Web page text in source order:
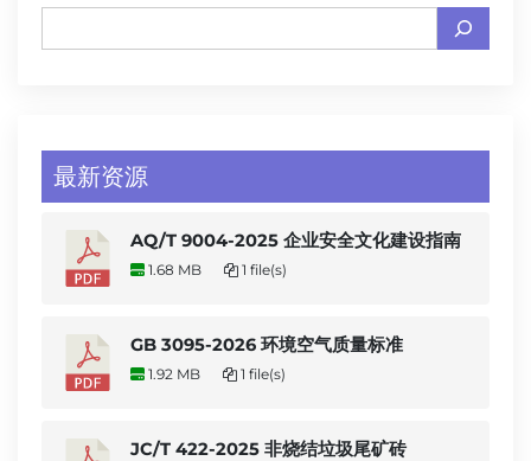
最新资源
AQ/T 9004-2025 企业安全文化建设指南
1.68 MB 1 file(s)
GB 3095-2026 环境空气质量标准
1.92 MB 1 file(s)
JC/T 422-2025 非烧结垃圾尾矿砖